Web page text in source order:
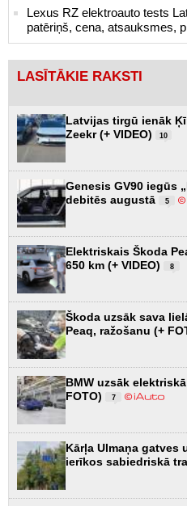
Lexus RZ elektroauto tests
patēriņš, cena, atsauksmes,
LASĪTĀKIE RAKSTI
Latvijas tirgū ienāk
Zeekr (+ VIDEO)
10
Genesis GV90 iegūs
debitēs augustā
5
Elektriskais Škoda
650 km (+ VIDEO)
8
Škoda uzsāk sava
Peaq, ražošanu (+
BMW uzsāk
FOTO)
7
Kārļa Ulmaņa gatves
ierīkos sabiedriskā